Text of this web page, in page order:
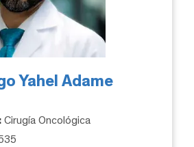
Yahel Adame
Cirugía Oncológica